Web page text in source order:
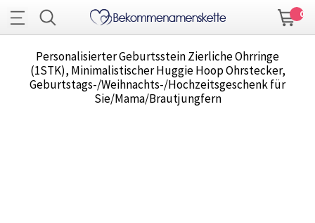
0
Personalisierter Geburtsstein Zierliche Ohrringe
(1STK), Minimalistischer Huggie Hoop Ohrstecker,
Geburtstags-/Weihnachts-/Hochzeitsgeschenk für
Sie/Mama/Brautjungfern